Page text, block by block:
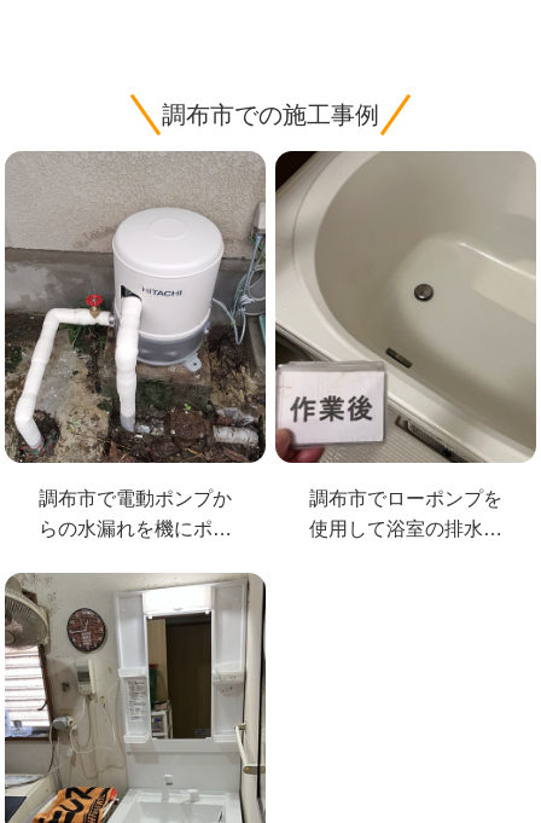
調布市での施工事例
調布市で電動ポンプか
らの水漏れを機にポン
調布市でローポンプを
使用して浴室の排水詰